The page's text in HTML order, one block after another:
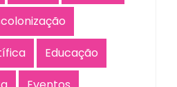
Educação